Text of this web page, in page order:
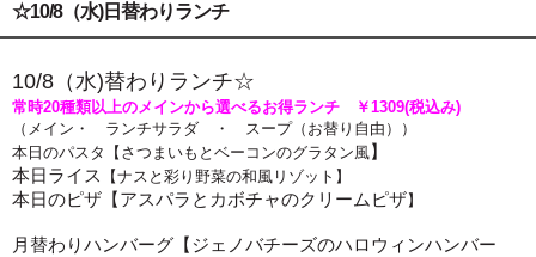
☆10/8（水)日替わりランチ
10/8（水)替わ りランチ☆
常時20種類以上のメインから選べるお得ランチ ￥1309(税込み)
（メイン・ ランチサラダ ・ スープ（お替り自由））
本日のパスタ【さつまいもとベーコンのグラタン風 】
本日ライス
【ナスと彩り野菜の和風リゾット 】
本日のピザ【アスパラとカボチャのクリームピザ】
月替わりハンバーグ【ジェノバチーズのハロウィンハンバー